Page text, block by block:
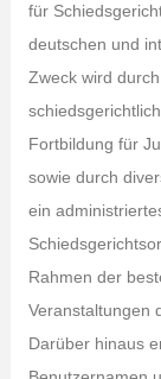
für
deutschen und
Zweck wird
Fortbildung für
sowie durch
ein
Rahmen der
Veranstaltungen
Darüber hinaus